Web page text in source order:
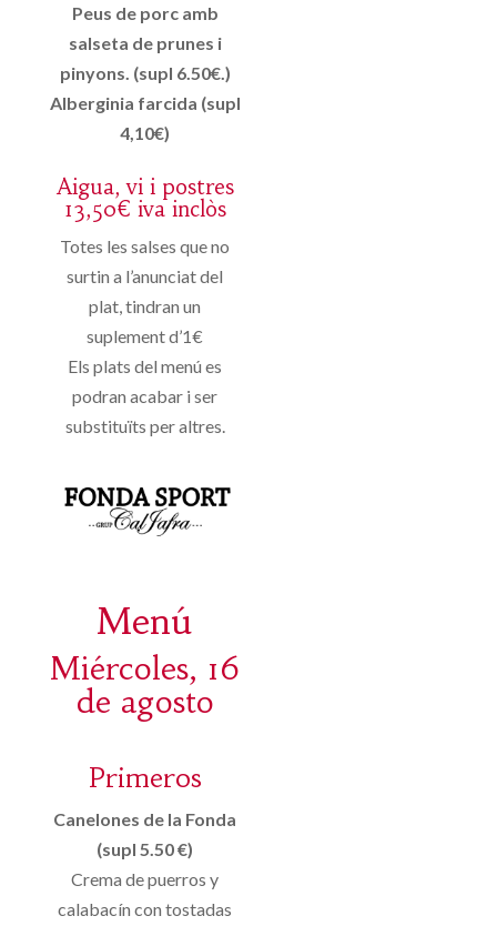
Peus de porc amb
salseta de prunes i
pinyons. (supl 6.50€.)
Alberginia farcida (supl
4,10€)
Aigua, vi i postres
13,50€ iva inclòs
Totes les salses que no
surtin a l’anunciat del
plat, tindran un
suplement d’1€
Els plats del menú es
podran acabar i ser
substituïts per altres.
Menú
Miércoles, 16
de agosto
Primeros
Canelones de la Fonda
(supl 5.50 €)
Crema de puerros y
calabacín con tostadas